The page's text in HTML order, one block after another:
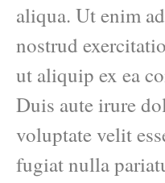
aliqua. Ut enim
nostrud
ut aliquip ex ea
Duis aute irure
voluptate velit
fugiat nulla